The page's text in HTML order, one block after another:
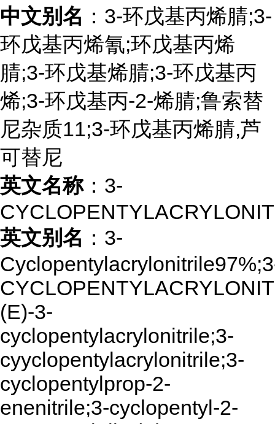
中文别名 ：3-环戊基丙烯腈;3-
环戊基丙烯氰;环戊基丙烯
腈;3-环戊基烯腈;3-环戊基丙
烯;3-环戊基丙-2-烯腈;鲁索替
尼杂质11;3-环戊基丙烯腈,芦
可替尼
英文名称：3-
英文别名 ：3-
(E)-3-
cyclopentylacrylonitrile;3-
cyyclopentylacrylonitrile;3-
cyclopentylprop-2-
enenitrile;3-cyclopentyl-2-